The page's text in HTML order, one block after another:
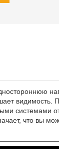
видимость.
системами
что вы